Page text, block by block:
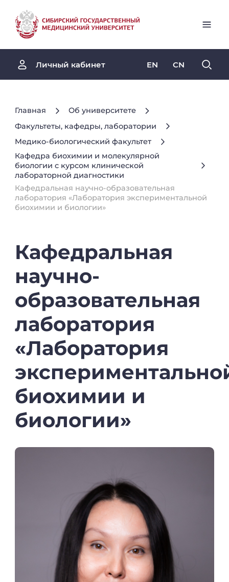
Личный кабинет EN CN
Главная
Об университете
Факультеты, кафедры, лаборатории
Медико-биологический факультет
Кафедра биохимии и молекулярной
биологии с курсом клинической
лабораторной диагностики
Кафедральная научно-образовательная
лаборатория «Лаборатория экспериментальной
биохимии и биологии»
Кафедральная
научно-
образовательная
лаборатория
«Лаборатория
биохимии и
биологии»